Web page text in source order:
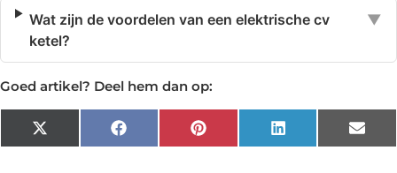
Wat zijn de voordelen van een elektrische cv
ketel?
▼
Goed artikel? Deel hem dan op:
X
(Twitter)
Facebook Pinterest LinkedIn